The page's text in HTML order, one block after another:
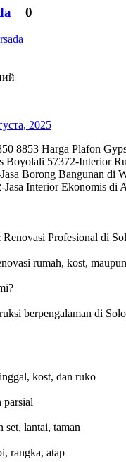
0
2025
8853 Harga Plafon
Boyolali 57372-Interior
Borong Bangunan di
Interior Ekonomis di
Profesional di
rumah, kost,
berpengalaman di
kost, dan ruko
parsial
lantai, taman
rangka, atap